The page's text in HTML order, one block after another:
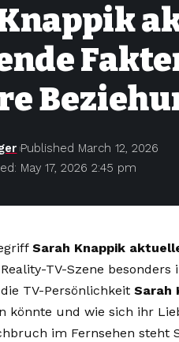
May 17, 2026 2:45 pm
Published March 12, 2026
Sarah Knappik
TV-Szene
TV-Persönlichkeit Sarah
könnte und wie sich ihr
im Fernsehen steht